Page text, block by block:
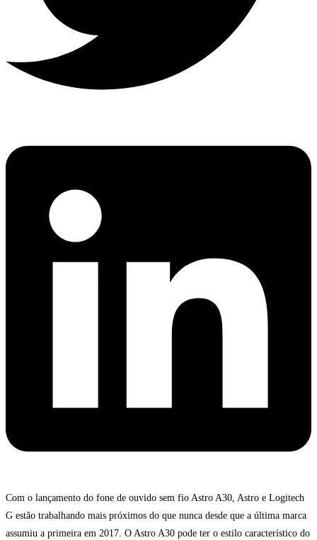
Com o lançamento do fone de ouvido sem fio Astro A30, Astro e Logitech
G estão trabalhando mais próximos do que nunca desde que a última marca
assumiu a primeira em 2017. O Astro A30 pode ter o estilo característico do